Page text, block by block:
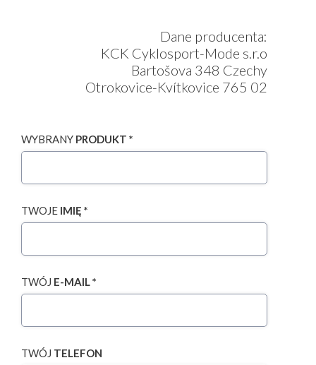
Dane producenta:
KCK Cyklosport-Mode s.r.o
Bartošova 348 Czechy
Otrokovice-Kvítkovice 765 02
WYBRANY PRODUKT *
TWOJE IMIĘ *
TWÓJ E-MAIL *
TWÓJ TELEFON